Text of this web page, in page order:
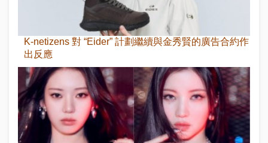
K-netizens 對 “Eider” 計劃繼續與金秀賢的廣告合約作
出反應